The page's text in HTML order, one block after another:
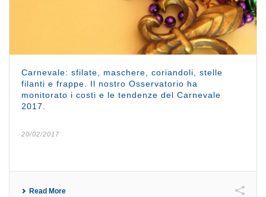
Carnevale: sfilate, maschere, coriandoli, stelle
filanti e frappe. Il nostro Osservatorio ha
monitorato i costi e le tendenze del Carnevale
2017.
20/02/2017
Read More